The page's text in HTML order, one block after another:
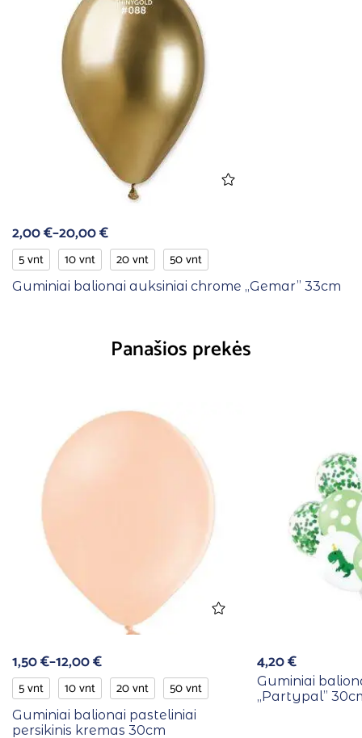
2,00€–20,00€
5 vnt 10 vnt 20 vnt 50 vnt
Guminiai balionai auksiniai chrome ,,Gemar” 33cm
Panašios prekės
1,50€–12,00€
5 vnt 10 vnt 20 vnt 50 vnt
Guminiai balionai pasteliniai
persikinis kremas 30cm
4,20€
Guminiai
,,Partypal”